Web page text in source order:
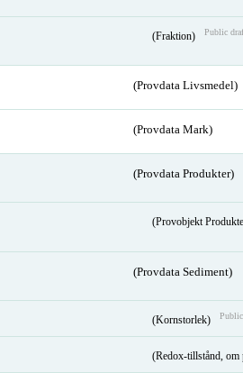
(Fraktion) Public
(Provdata Livsmedel)
(Provdata Mark)
(Provdata Produkter)
(Provobjekt
(Provdata Sediment)
(Kornstorlek)
(Redox-tillstånd, om